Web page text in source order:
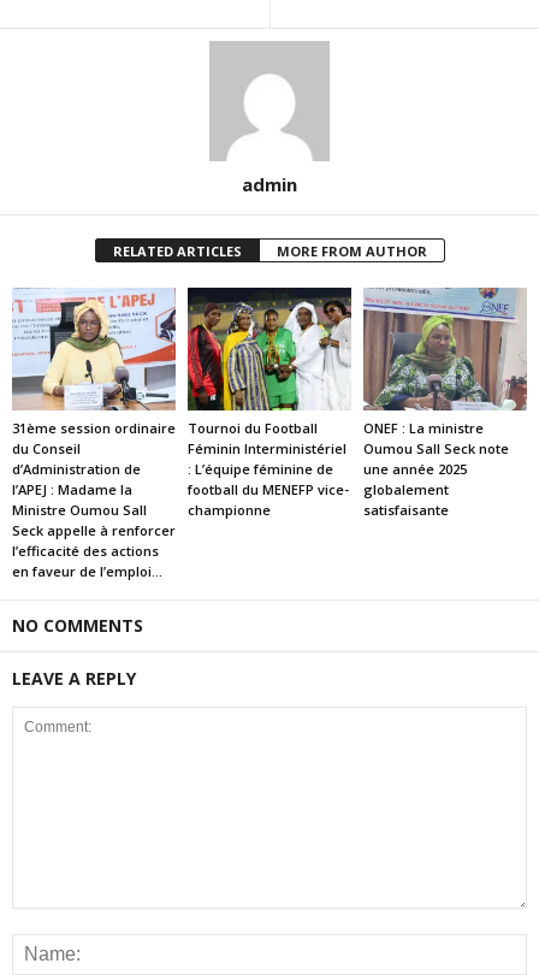
admin
RELATED ARTICLES MORE FROM AUTHOR
31ème session ordinaire
du Conseil
d’Administration de
l’APEJ : Madame la
Ministre Oumou Sall
Seck appelle à renforcer
l’efficacité des actions
en faveur de l’emploi...
Tournoi du Football
Féminin Interministériel
: L’équipe féminine de
football du MENEFP vice-
championne
ONEF : La ministre
Oumou Sall Seck note
une année 2025
globalement
satisfaisante
NO COMMENTS
LEAVE A REPLY